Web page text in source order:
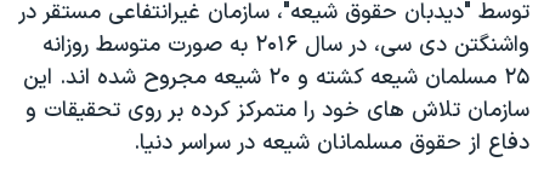
اعتراضات مردمی آبان ۹۸
اسرائیل در جنگ
نرگس محمدی برنده جایزه نوبل صلح
توسط "دیدبان حقوق شیعه"، سازمان غیرانتفاعی مستقر در
واشنگتن دی سی، در سال ۲۰۱۶ به صورت متوسط روزانه
۲۵ مسلمان شیعه کشته و ۲۰ شیعه مجروح شده اند. این
سازمان تلاش های خود را متمرکز کرده بر روی تحقیقات و
دفاع از حقوق مسلمانان شیعه در سراسر دنیا.